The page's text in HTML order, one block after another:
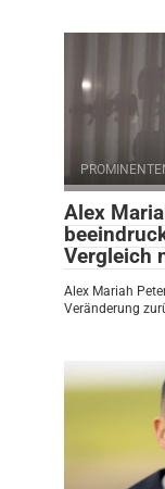
Alex
Vergleich
Alex Mariah
Veränderung